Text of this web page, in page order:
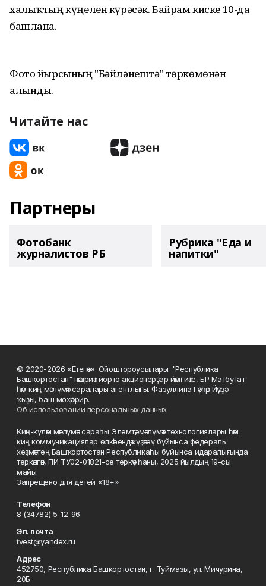
халыҡтың күңелен күрәсәк. Байрам киске 10-да
башлана.
Фото йырсының "Бәйләнештә" төркөмөнән
алынды.
Читайте нас
Партнеры
Фотобанк
журналистов РБ
Рубрика "Еда и
напитки"
© 2020-2026 «Етегән». Ойоштороусылары: "Республика
Башкортостан" нәшриәт йорто акционерҙар йәмғиәте, БР Матбуғат
һәм киң мәғлүмәт саралары агентлығы. Фазуллина Гәүһәр Йәүҙәт
ҡыҙы, баш мөхәррир.
Об использовании персональных данных
Киң-күләм мәғлүмәт сараһы Элемтә, мәғлүмәт технологиялары һәм
киң коммуникациялар өлкәһендә күҙәтеү буйынса федераль
хеҙмәттең Башҡортостан Республикаһы буйынса идаралығында
теркәлгән, ПИ ТУ02-01821-се теркәү һаны, 2025 йылдың 19-сы
майы.
Запрещено для детей «18+»
Телефон
8 (34782) 5-12-96
Эл. почта
tvest@yandex.ru
Адрес
452750, Республика Башкортостан, г. Туймазы, ул. Мичурина,
20Б